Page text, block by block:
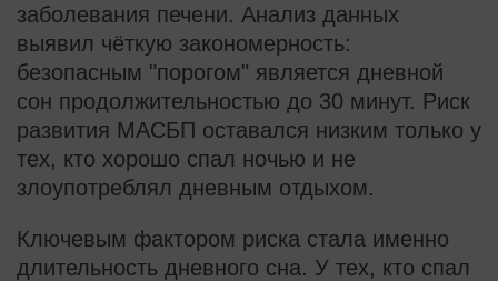
заболевания печени. Анализ данных
выявил чёткую закономерность:
безопасным "порогом" является дневной
сон продолжительностью до 30 минут. Риск
развития МАСБП оставался низким только у
тех, кто хорошо спал ночью и не
злоупотреблял дневным отдыхом.
Ключевым фактором риска стала именно
длительность дневного сна. У тех, кто спал